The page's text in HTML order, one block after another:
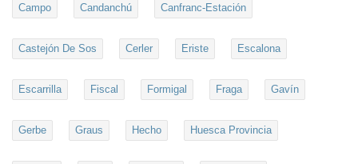
Campo Candanchú Canfranc-Estación
Castejón De Sos Cerler Eriste Escalona
Escarrilla Fiscal Formigal Fraga Gavín
Gerbe Graus Hecho Huesca Provincia